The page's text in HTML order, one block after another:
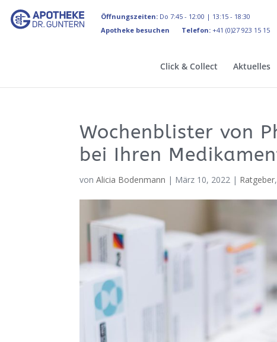
Click & Collect Aktuelles
Öffnungszeiten: Do 7:45 - 12:00 | 13:15 - 18:30
Apotheke besuchen
Telefon: +41 (0)27 923 15 15
Wochenblister von
bei Ihren
vonAlicia Bodenmann | März 10, 2022 | Ratgeber,